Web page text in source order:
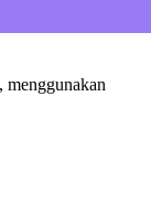
menggunakan